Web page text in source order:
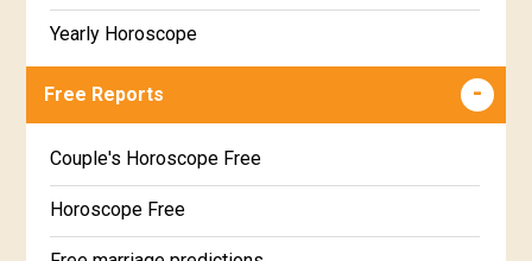
Yearly Horoscope
Free Reports
Couple's Horoscope Free
Horoscope Free